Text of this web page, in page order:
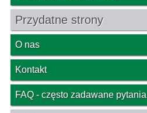
Przydatne strony
O nas
Kontakt
FAQ - często zadawane pytania